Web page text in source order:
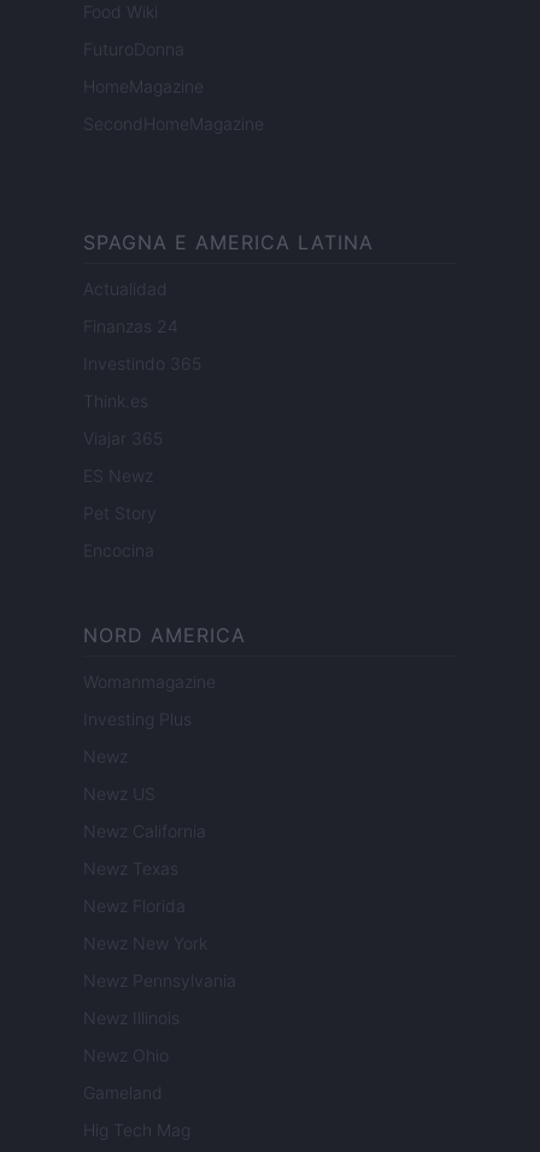
Food Wiki
FuturoDonna
HomeMagazine
SecondHomeMagazine
SPAGNA E AMERICA LATINA
Actualidad
Finanzas 24
Investindo 365
Think.es
Viajar 365
ES Newz
Pet Story
Encocina
NORD AMERICA
Womanmagazine
Investing Plus
Newz
Newz US
Newz California
Newz Texas
Newz Florida
Newz New York
Newz Pennsylvania
Newz Illinois
Newz Ohio
Gameland
Hig Tech Mag